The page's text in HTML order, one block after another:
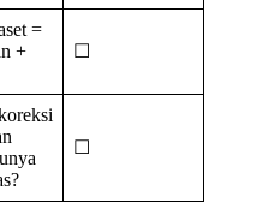
=
+
☐
☐